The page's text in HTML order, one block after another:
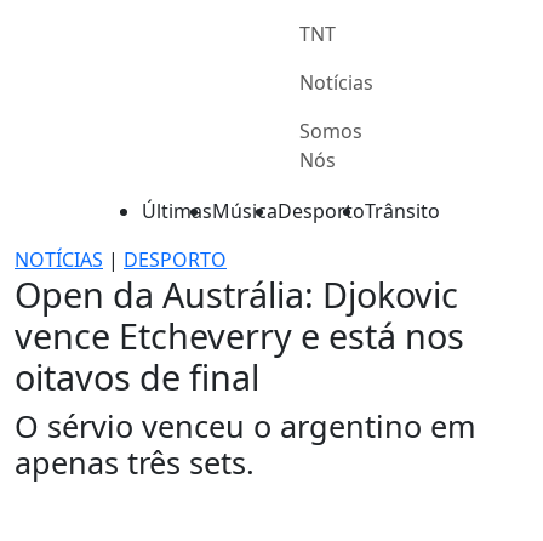
TNT
Notícias
Somos
Nós
ÚltimasMúsicaDesportoTrânsito
NOTÍCIAS | DESPORTO
Open da Austrália: Djokovic
vence Etcheverry e está nos
oitavos de final
O sérvio venceu o argentino em
apenas três sets.